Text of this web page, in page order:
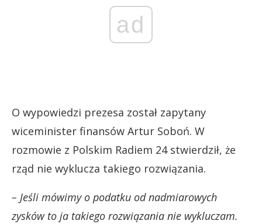
ad
O wypowiedzi prezesa został zapytany
wiceminister finansów Artur Soboń. W
rozmowie z Polskim Radiem 24 stwierdził, że
rząd nie wyklucza takiego rozwiązania.
– Jeśli mówimy o podatku od nadmiarowych
zysków to ja takiego rozwiązania nie wykluczam.